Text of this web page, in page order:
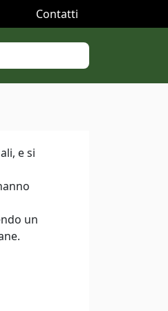
Contatti
e si
un